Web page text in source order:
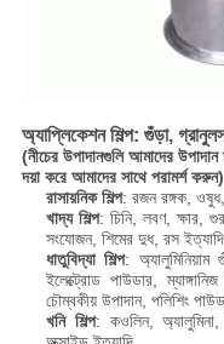
অ্যাপ্লিকেশন শিল্প: গুঁড়া,
(নীচের উপাদানগুলি আমাদের
দয়া করে আমাদের সাথে পরামর্শ করুন)
রাসায়নিক শিল্প: রজন রঙ্গক, ওষুধ,
খাদ্য শিল্প: চিনি, লবণ, ক্ষার,
সংযোজন, শিমের দুধ, রস ইত্যাদি
ধাতুবিদ্যা শিল্প:
ইলেক্ট্রোড পাউডার,
চৌম্বকীয় উপাদান, পলিশিং
খনি শিল্প: কওলিন, অ্যালুমিনা,